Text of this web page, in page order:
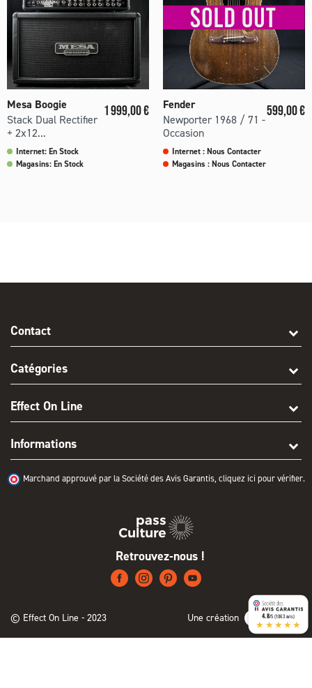
Mesa Boogie
Stack Dual Rectifier
+ 2x12...
Prix
1 999,00 €
Internet: En Stock
Magasins: En Stock
Fender
Newporter 1968 / 71 -
Occasion
Prix
599,00 €
Internet : Nous Contacter
Magasins : Nous Contacter
Contact
Catégories
Effect On Line
Informations
Marchand approuvé par la Société des Avis Garantis, cliquez ici pour vérifier.
Retrouvez-nous !
© Effect On Line - 2023 Une création 4.8/5 (1063 avis)
★★★★★